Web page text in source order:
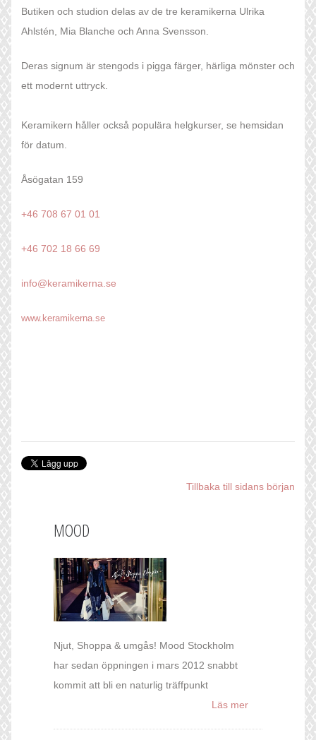
Butiken och studion delas av de tre keramikerna Ulrika
Ahlstén, Mia Blanche och Anna Svensson.
Deras signum är stengods i pigga färger, härliga mönster och
ett modernt uttryck.
Keramikern håller också populära helgkurser, se hemsidan
för datum.
Åsögatan 159
+46 708 67 01 01
+46 702 18 66 69
info@keramikerna.se
www.keramikerna.se
Tillbaka till sidans början
MOOD
Njut, Shoppa & umgås! Mood Stockholm
har sedan öppningen i mars 2012 snabbt
kommit att bli en naturlig träffpunkt
Läs mer